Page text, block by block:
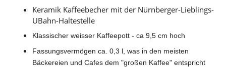
Keramik Kaffeebecher mit der Nürnberger-Lieblings-
UBahn-Haltestelle
Klassischer weisser Kaffeepott - ca 9,5 cm hoch
Fassungsvermögen ca. 0,3 l, was in den meisten
Bäckereien und Cafes dem "großen Kaffee" entspricht